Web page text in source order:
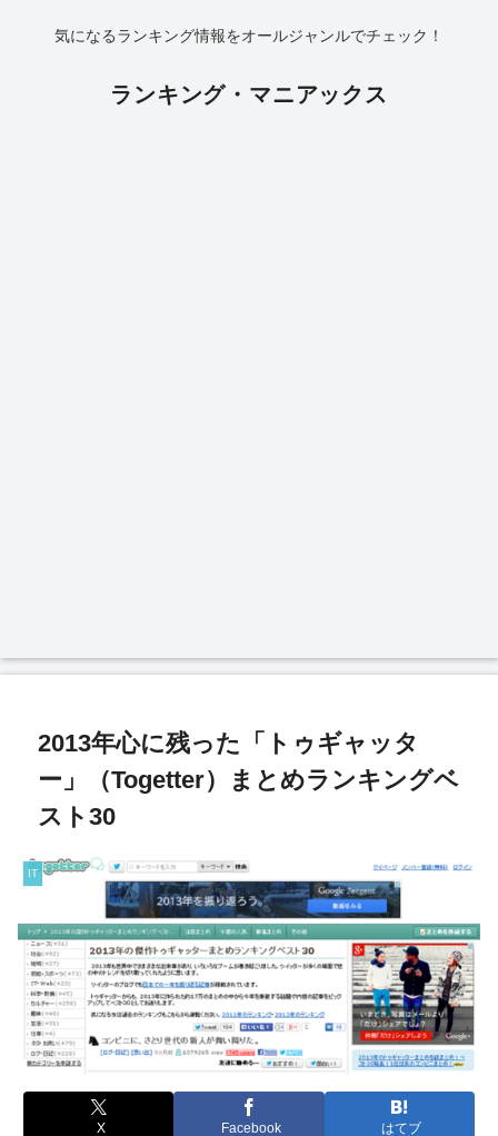
気になるランキング情報をオールジャンルでチェック！
ランキング・マニアックス
2013年心に残った「トゥギャッタ
ー」（Togetter）まとめランキングベ
スト30
IT
X Facebook はてブ